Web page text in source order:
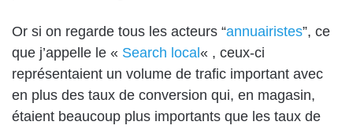
Or si on regarde tous les acteurs “annuairistes”, ce
que j’appelle le « Search local « , ceux-ci
représentaient un volume de trafic important avec
en plus des taux de conversion qui, en magasin,
étaient beaucoup plus importants que les taux de